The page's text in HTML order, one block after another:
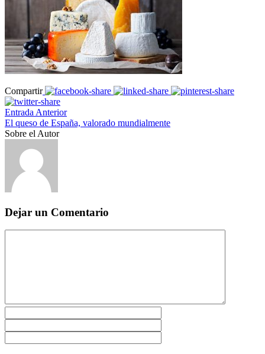
Compartir
Entrada Anterior
El queso de España, valorado mundialmente
Sobre el Autor
Dejar un Comentario